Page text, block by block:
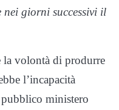
giorni successivi il
la volontà di produrre
l’incapacità
ministero